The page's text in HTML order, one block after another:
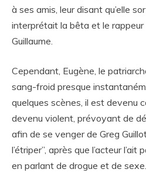
à ses amis, leur disant qu’elle
interprétait la bêta et le
Guillaume.
Cependant, Eugène, le
sang-froid presque
quelques scènes, il est devenu
devenu violent, prévoyant de
afin de se venger de Greg
l’étriper”, après que l’acteur
en parlant de drogue et de sexe.